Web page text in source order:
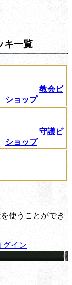
キ一覧
教会ビ
ショップ
守護ビ
ショップ
使うことができ
グイン